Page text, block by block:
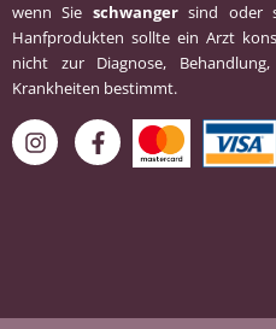
wenn Sie schwangersind oder
Hanfprodukten sollte ein Arzt
nicht zur Diagnose,
Krankheiten bestimmt.